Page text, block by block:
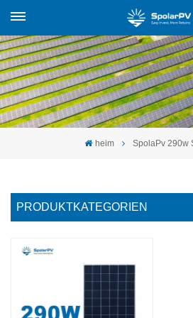
heim SpolaPv 290w
PRODUKTKATEGORIEN